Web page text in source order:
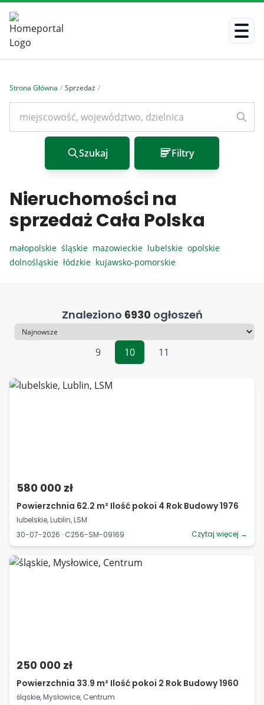
Strona Główna / Sprzedaż /
Szukaj Filtry
Nieruchomości na
sprzedaż Cała Polska
małopolskie śląskie mazowieckie lubelskie opolskie
dolnośląskie łódzkie kujawsko-pomorskie
Znaleziono 6930 ogłoszeń
Sortowanie
9
10 11
580 000 zł
Powierzchnia 62.2 m² Ilość pokoi 4 Rok Budowy 1976
lubelskie, Lublin, LSM
30-07-2026 · C256-SM-09169
Czytaj więcej →
250 000 zł
Powierzchnia 33.9 m² Ilość pokoi 2 Rok Budowy 1960
śląskie, Mysłowice, Centrum